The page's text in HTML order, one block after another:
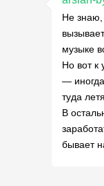
Не знаю,
музыке
Но вот к
—
туда
В
бывает